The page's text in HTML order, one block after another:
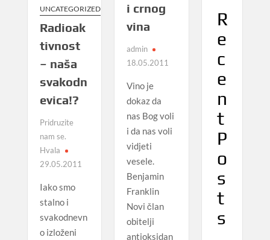
UNCATEGORIZED
Radioak
tivnost
– naša
svakodn
evica!?
Pridruzite
nam se.
Hvala
29.05.2011
Iako smo
stalno i
svakodnevn
o izloženi
i crnog
vina
admin
18.05.2011
Vino je
dokaz da
nas Bog voli
i da nas voli
vidjeti
vesele.
Benjamin
Franklin
Novi član
obitelji
antioksidan
R
e
c
e
n
t
P
o
s
t
s